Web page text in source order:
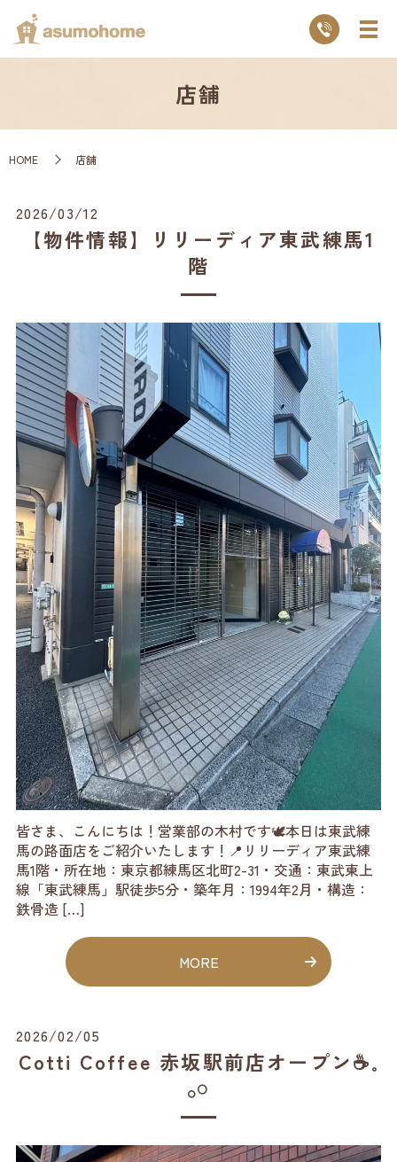
店舗
HOME 店舗
2026/03/12
【物件情報】リリーディア東武練馬1
階
皆さま、こんにちは！営業部の木村です🕊️本日は東武練
馬の路面店をご紹介いたします！📍リリーディア東武練
馬1階・所在地：東京都練馬区北町2-31・交通：東武東上
線「東武練馬」駅徒歩5分・築年月：1994年2月・構造：
鉄骨造 […]
MORE
2026/02/05
Cotti Coffee 赤坂駅前店オープン☕️𓈒
𓂂𓏸